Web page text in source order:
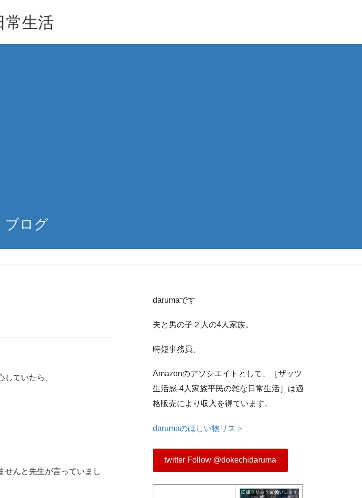
常生活
ブログ
ていたら、
せんと先生が言っていまし
darumaです
夫と男の子２人の4人家族。
時短事務員。
Amazonのアソシエイトとして、［ザッツ
生活感-4人家族平民の雑な日常生活］は適
格販売により収入を得ています。
darumaのほしい物リスト
twitter Follow @dokechidaruma